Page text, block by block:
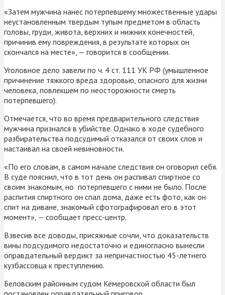
«Затем мужчина нанес потерпевшему множественные удары
неустановленным твердым тупым предметом в область
головы, груди, живота, верхних и нижних конечностей,
причинив ему повреждения, в результате которых он
скончался на месте», — говорится в сообщении.
Уголовное дело завели по ч. 4 ст. 111 УК РФ (умышленное
причинение тяжкого вреда здоровью, опасного для жизни
человека, повлекшем по неосторожности смерть
потерпевшего).
Отмечается, что во время предварительного следствия
мужчина признался в убийстве. Однако в ходе судебного
разбирательства подсудимый отказался от своих слов и
настаивал на своей невиновности.
«По его словам, в самом начале следствия он оговорил себя.
В суде пояснил, что в тот день он распивал спиртное со
своим знакомым, но потерпевшего с ними не было. После
распития спиртного он спал дома, даже есть фото, как он
спит на диване, знакомый сфотографировал его в этот
момент», — сообщает пресс-центр.
Взвесив все доводы, присяжные сочли, что доказательств
вины подсудимого недостаточно и единогласно вынесли
оправдательный вердикт за непричастностью 45-летнего
кузбассовца к преступлению.
Беловским районным судом Кемеровской области был